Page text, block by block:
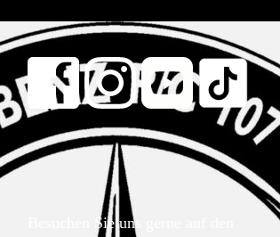
Besuchen Sie uns gerne auf den